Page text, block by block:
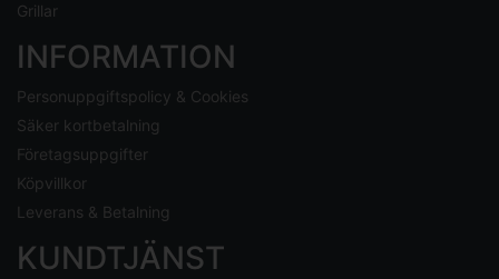
Grillar
INFORMATION
Personuppgiftspolicy & Cookies
Säker kortbetalning
Företagsuppgifter
Köpvillkor
Leverans & Betalning
KUNDTJÄNST